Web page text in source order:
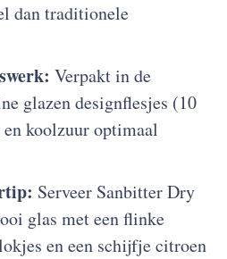
dan traditionele
Verpakt in de
glazen designflesjes (10
koolzuur optimaal
Serveer Sanbitter Dry
glas met een flinke
en een schijfje citroen